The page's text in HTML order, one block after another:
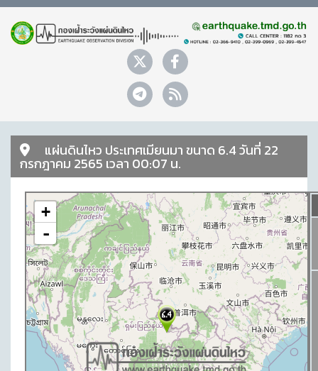
แผ่นดินไหว ประเทศเมียนมา ขนาด 6.4 วันที่ 22
กรกฎาคม 2565 เวลา 00:07 น.
+
-